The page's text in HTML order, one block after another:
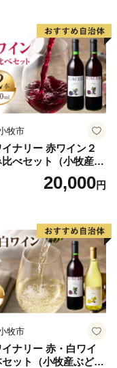
『備考欄』へご記
。
く期間▼
期間中も受付を行
ますが、若干前後
牧市
ナリー 赤ワイン２
べセット（小牧産ぶ
％使用）20,000円
牧市
ナリー 赤・白ワイ
セット（小牧産ぶどう